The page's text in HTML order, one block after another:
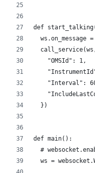
def
ws.on_message
    "OMSId": 1,
"Interval":
  })
def main():
#
ws =